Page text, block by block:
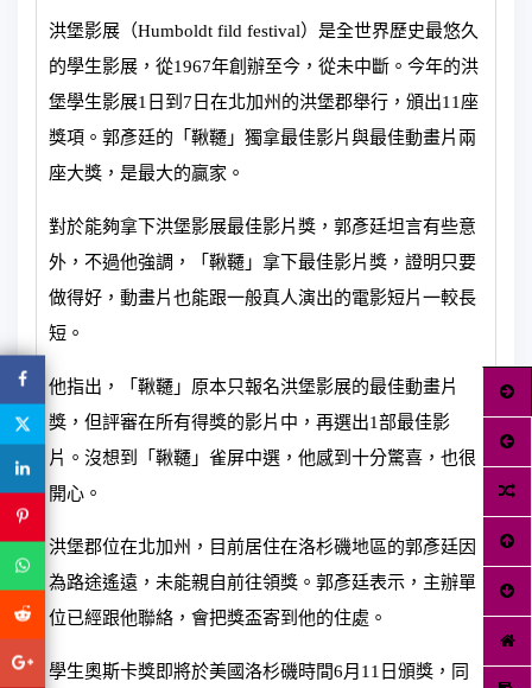
洪堡影展（Humboldt fild festival）是全世界歷史最悠久
的學生影展，從1967年創辦至今，從未中斷。今年的洪
堡學生影展1日到7日在北加州的洪堡郡舉行，頒出11座
獎項。郭彥廷的「鞦韆」獨拿最佳影片與最佳動畫片兩
座大獎，是最大的贏家。
對於能夠拿下洪堡影展最佳影片獎，郭彥廷坦言有些意
外，不過他強調，「鞦韆」拿下最佳影片獎，證明只要
做得好，動畫片也能跟一般真人演出的電影短片一較長
短。
他指出，「鞦韆」原本只報名洪堡影展的最佳動畫片
獎，但評審在所有得獎的影片中，再選出1部最佳影
片。沒想到「鞦韆」雀屏中選，他感到十分驚喜，也很
開心。
洪堡郡位在北加州，目前居住在洛杉磯地區的郭彥廷因
為路途遙遠，未能親自前往領獎。郭彥廷表示，主辦單
位已經跟他聯絡，會把獎盃寄到他的住處。
學生奧斯卡獎即將於美國洛杉磯時間6月11日頒獎，同